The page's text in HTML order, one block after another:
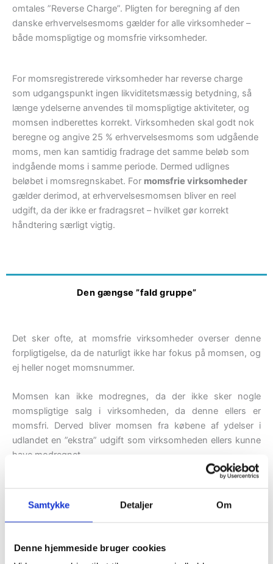
Samtykke Detaljer Om
Denne hjemmeside bruger cookies
omtales ”Reverse Charge”. Pligten for beregning af den
danske erhvervelsesmoms gælder for alle virksomheder –
både momspligtige og momsfrie virksomheder.
For momsregistrerede virksomheder har reverse charge
som udgangspunkt ingen likviditetsmæssig betydning, så
længe ydelserne anvendes til momspligtige aktiviteter, og
momsen indberettes korrekt. Virksomheden skal godt nok
beregne og angive 25 % erhvervelsesmoms som udgående
moms, men kan samtidig fradrage det samme beløb som
indgående moms i samme periode. Dermed udlignes
beløbet i momsregnskabet. For momsfrie virksomheder
gælder derimod, at erhvervelsesmomsen bliver en reel
udgift, da der ikke er fradragsret – hvilket gør korrekt
håndtering særligt vigtig.
Den gængse ”fald gruppe”
Det sker ofte, at momsfrie virksomheder overser denne
forpligtigelse, da de naturligt ikke har fokus på momsen, og
ej heller noget momsnummer.
Momsen kan ikke modregnes, da der ikke sker nogle
momspligtige salg i virksomheden, da denne ellers er
momsfri. Derved bliver momsen fra købene af ydelser i
udlandet en ”ekstra” udgift som virksomheden ellers kunne
have modregnet.
momsfrie virksomheder.
tandlæger, fysioterapeuter, massører, kiropraktorer,